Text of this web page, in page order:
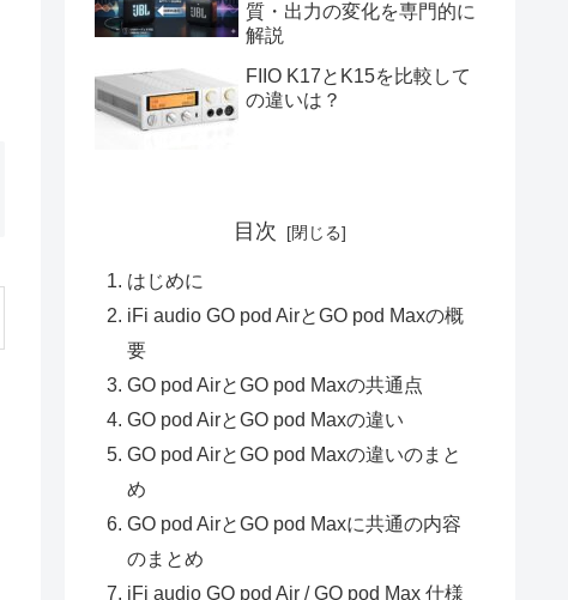
質・出力の変化を専門的に
解説
FIIO K17とK15を比較して
の違いは？
目次
はじめに
iFi audio GO pod AirとGO pod Maxの概
要
GO pod AirとGO pod Maxの共通点
GO pod AirとGO pod Maxの違い
GO pod AirとGO pod Maxの違いのまと
め
GO pod AirとGO pod Maxに共通の内容
のまとめ
iFi audio GO pod Air / GO pod Max 仕様